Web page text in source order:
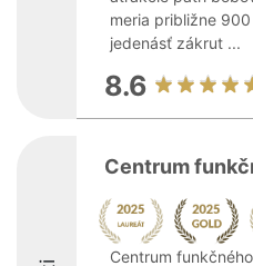
meria približne
jedenásť zákrut ...
8.6
Centrum
Centrum